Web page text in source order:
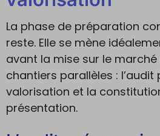
La phase de préparation
reste. Elle se mène
avant la mise sur le
chantiers parallèles :
valorisation et la
présentation.